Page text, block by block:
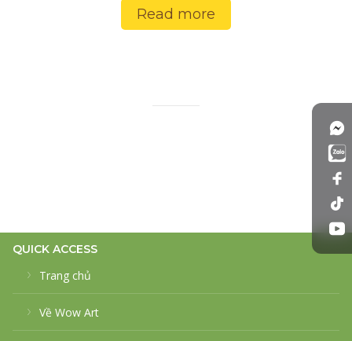
Read more
QUICK ACCESS
Trang chủ
Về Wow Art